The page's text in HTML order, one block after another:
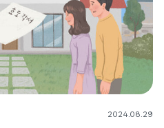
2024.08.29